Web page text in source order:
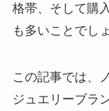
格帯、そして購
も多いことでし
この記事では、
ジュエリーブラ